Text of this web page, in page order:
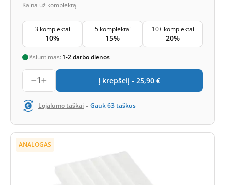
Kaina už komplektą
3 komplektai
10%
5 komplektai
15%
10+ komplektai
20%
Išsiuntimas: 1-2 darbo dienos
1 Į krepšelį - 25,90 €
Lojalumo taškai - Gauk63taškus
ANALOGAS